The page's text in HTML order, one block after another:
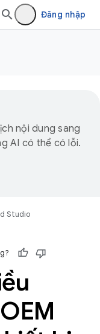
Đăng nhập
nội dung sang
AI có thể có lỗi.
Studio